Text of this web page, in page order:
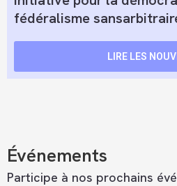
fédéralisme
LIRE LES
Événements
Participe à nos prochains